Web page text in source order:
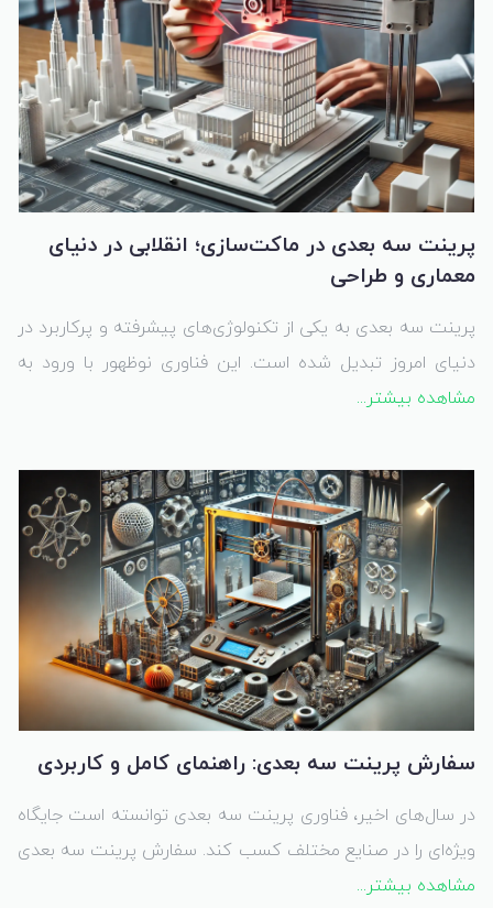
پرینت سه بعدی در ماکت‌سازی؛ انقلابی در دنیای
معماری و طراحی
پرینت سه بعدی به یکی از تکنولوژی‌های پیشرفته و پرکاربرد در
دنیای امروز تبدیل شده است. این فناوری نوظهور با ورود به
حوزه ماکت‌سازی توانسته است تحولی اساسی در ساخت
سه بعدی در ماکت‌سازی علاوه بر سرعت بالا و دقت بی‌نظیر،
قابلیت تولید مدل‌های پیچیده و جزئیات ظریف را نیز فراهم
کرده است.
مشاهده بیشتر...
سفارش پرینت سه بعدی: راهنمای کامل و کاربردی
در سال‌های اخیر، فناوری پرینت سه بعدی توانسته است جایگاه
ویژه‌ای را در صنایع مختلف کسب کند. سفارش پرینت سه بعدی
امروزه یکی از راهکارهای اصلی برای تولید قطعات سفارشی،
مشاهده بیشتر...